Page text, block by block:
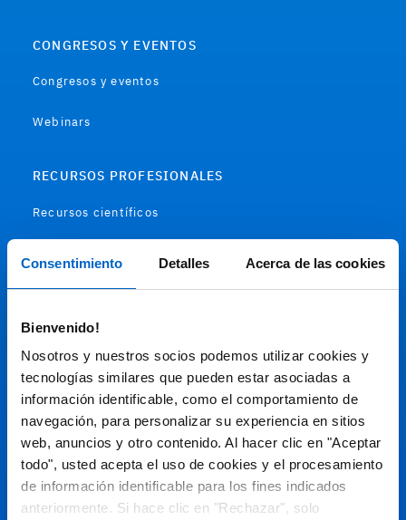
Consentimiento Detalles Acerca de las cookies
Bienvenido!
Nosotros y nuestros socios podemos utilizar cookies y
tecnologías similares que pueden estar asociadas a
información identificable, como el comportamiento de
navegación, para personalizar su experiencia en sitios
web, anuncios y otro contenido. Al hacer clic en "Aceptar
todo", usted acepta el uso de cookies y el procesamiento
de información identificable para los fines indicados
anteriormente. Si hace clic en "Rechazar", solo
CONGRESOS Y EVENTOS
Congresos y eventos
Webinars
RECURSOS PROFESIONALES
Recursos científicos
Audiovisual
Espacio de Información Médica
Este sitio web está orientado a profesionales sanitarios de
España.
SC-ES-CP-00099, SC-ES-CP-00101, SC-ES-AMG145-00103, SC-
ES-CP-00064, SC-ES-CP-00007, SC-ES-CP-00100, SC-ES-
AMG145-00544
Fecha de actualización AGOSTO 2026